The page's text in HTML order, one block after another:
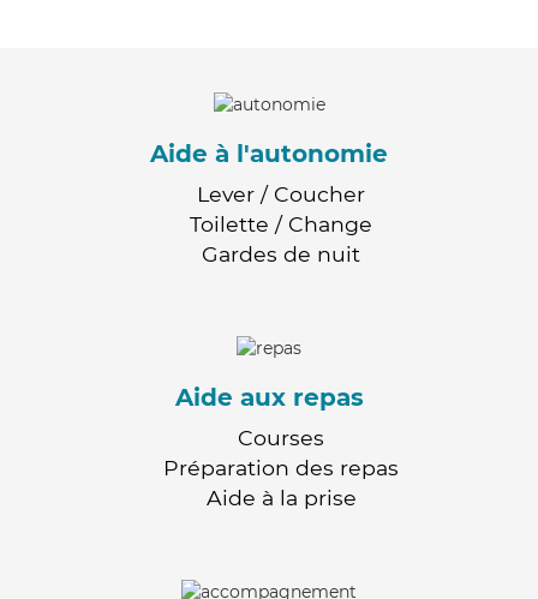
Aide à l'autonomie
Lever / Coucher
Toilette / Change
Gardes de nuit
Aide aux repas
Courses
Préparation des repas
Aide à la prise